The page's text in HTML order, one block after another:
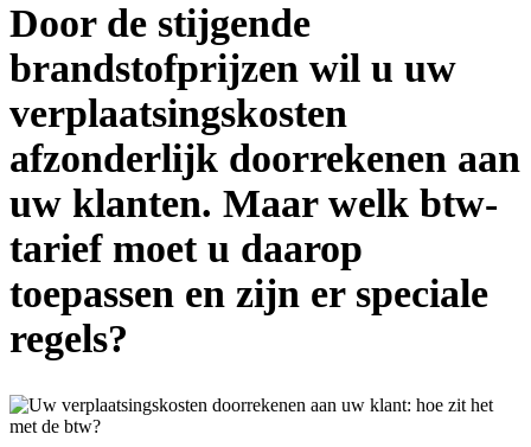
Door de stijgende
brandstofprijzen wil u uw
verplaatsingskosten
afzonderlijk doorrekenen aan
uw klanten. Maar welk btw-
tarief moet u daarop
toepassen en zijn er speciale
regels?